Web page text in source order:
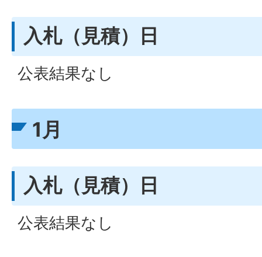
入札（見積）日
公表結果なし
1月
入札（見積）日
公表結果なし